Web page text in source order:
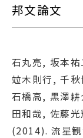
邦文論文
石丸亮, 坂本
竝木則行, 千
石橋高, 黒澤
田和哉, 佐藤
(2014). 流星観